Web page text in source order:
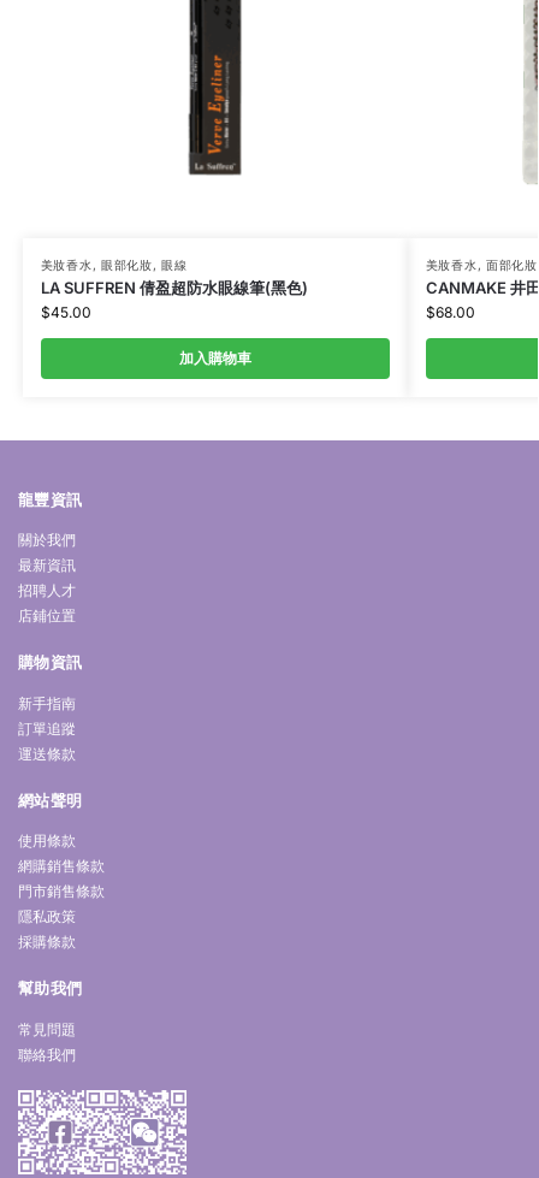
美妝香水 , 眼部化妝,眼線
LA SUFFREN 倩盈超防水眼線筆(黑色)
$45.00
加入購物車
美妝香水 , 面部化妝
CANMAKE 井
$68.00
龍豐資訊
關於我們
最新資訊
招聘人才
店鋪位置
購物資訊
新手指南
訂單追蹤
運送條款
網站聲明
使用條款
網購銷售條款
門市銷售條款
隱私政策
採購條款
幫助我們
常見問題
聯絡我們